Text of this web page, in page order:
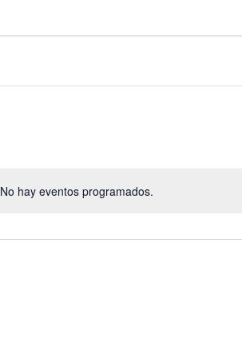
No hay eventos programados.